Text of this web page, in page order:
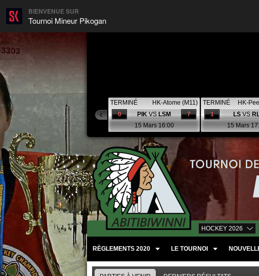
BIENVENUE SUR
Tournoi Mineur Pikogan
TERMINÉ
HK-Atome (M11)
7
0 PIKVSLSM
15 Mars 16:00
TERMINÉ
HK-
1 LSVS
15 Mars
HOCKEY 2026
RÈGLEMENTS 2020 LE TOURNOI